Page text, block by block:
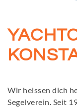
Wir heissen dich
Segelverein. Seit